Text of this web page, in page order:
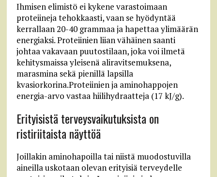
Ihmisen elimistö ei kykene varastoimaan
proteiineja tehokkaasti, vaan se hyödyntää
kerrallaan 20-40 grammaa ja hapettaa ylimäärän
energiaksi. Proteiinien liian vähäinen saanti
johtaa vakavaan puutostilaan, joka voi ilmetä
kehitysmaissa yleisenä aliravitsemuksena,
marasmina sekä pienillä lapsilla
kvasiorkorina.Proteiinien ja aminohappojen
energia-arvo vastaa hiilihydraatteja (17 kJ/g).
Erityisistä terveysvaikutuksista on
ristiriitaista näyttöä
Joillakin aminohapoilla tai niistä muodostuvilla
aineilla uskotaan olevan erityisiä terveydelle